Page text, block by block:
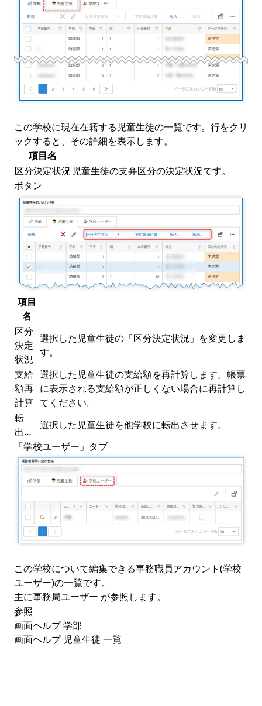
この学校に現在在籍する児童生徒の一覧です。行をクリ
ックすると、その詳細を表示します。
項目名
区分決定状況 児童生徒の支弁区分の決定状況です。
ボタン
項目
名
区分
決定
状況
選択した児童生徒の「区分決定状況」を変更しま
す。
支給
額再
計算
選択した児童生徒の支給額を再計算します。帳票
に表示される支給額が正しくない場合に再計算し
てください。
転
出…
選択した児童生徒を他学校に転出させます。
「学校ユーザー」タブ
この学校について編集できる事務職員アカウント(学校
ユーザー)の一覧です。
主に事務局ユーザー が参照します。
参照
画面ヘルプ学部
画面ヘルプ 児童生徒 一覧